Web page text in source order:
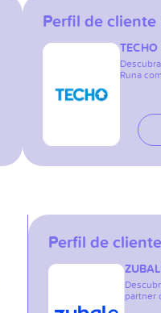
Perfil de cliente
TECHO
Runa
Perfil de cliente
partner